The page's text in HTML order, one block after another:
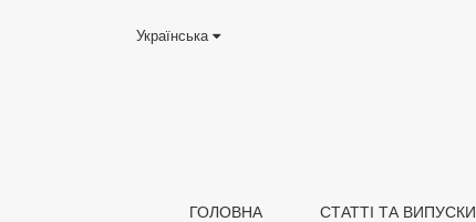
Українська
ГОЛОВНА СТАТТІ ТА ВИПУСКИ